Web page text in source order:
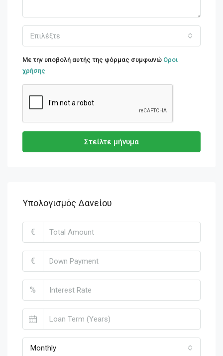
Επιλέξτε
Με την υποβολή αυτής της φόρμας συμφωνώ Οροι
χρήσης
Στείλτε μήνυμα
Υπολογισμός Δανείου
€
€
%
Monthly